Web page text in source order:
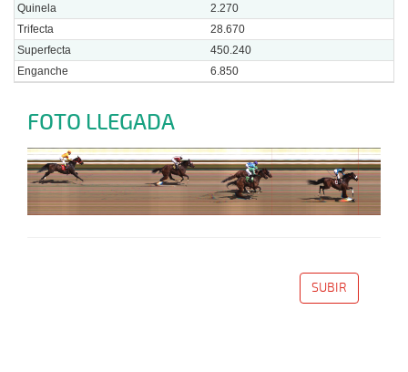
Quinela
2.270
Trifecta
28.670
Superfecta
450.240
Enganche
6.850
FOTO LLEGADA
SUBIR